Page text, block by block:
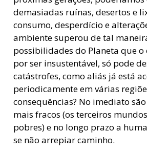
demasiadas ruínas, desertos e
consumo, desperdício e
ambiente superou de tal
possibilidades do Planeta que o
por ser insustentável, só pode
catástrofes, como aliás já está
periodicamente em várias
consequências? No imediato
mais fracos (os terceiros
pobres) e no longo prazo a
se não arrepiar caminho.